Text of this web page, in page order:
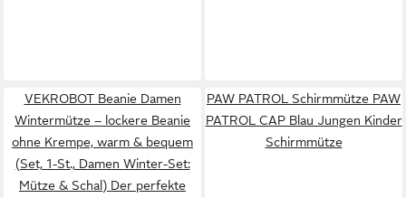
VEKROBOT Beanie Damen
Wintermütze – lockere Beanie
ohne Krempe, warm & bequem
(Set, 1-St., Damen Winter-Set:
Mütze & Schal) Der perfekte
PAW PATROL Schirmmütze PAW
PATROL CAP Blau Jungen Kinder
Schirmmütze